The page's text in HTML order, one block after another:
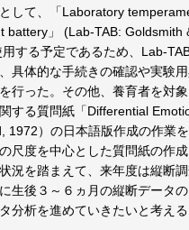
して、「Laboratory
battery」 (Lab-TAB: Goldsmith
する予定であるため、Lab-
具体的な手続きの確認や実験
行った。その他、養育者を対
する質問紙「Differential
1972）の日本語版作成の作業
尺度を中心とした質問紙の作成
況を踏まえて、来年度は縦断
生後３～６ヵ月の縦断データの
分析を進めていきたいと考える